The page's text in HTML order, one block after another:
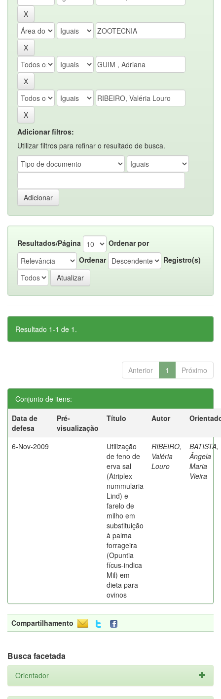
Adicionar filtros:
Utilizar filtros para refinar o resultado de busca.
Resultados/Página
Ordenar por
Ordenar
Registro(s)
Resultado 1-1 de 1.
Anterior 1 Próximo
Conjunto de itens:
Data de
defesa
Pré-
visualização
Título Autor
6-Nov-2009
Utilização
de feno de
erva sal
(Atriplex
nummularia
Lind) e
farelo de
milho em
substituição
à palma
forrageira
(Opuntia
fícus-indica
Mil) em
dieta para
ovinos
RIBEIRO,
Valéria
Louro
BATISTA,
Ângela
Maria
Vieira
Compartilhamento
Busca facetada
Orientador